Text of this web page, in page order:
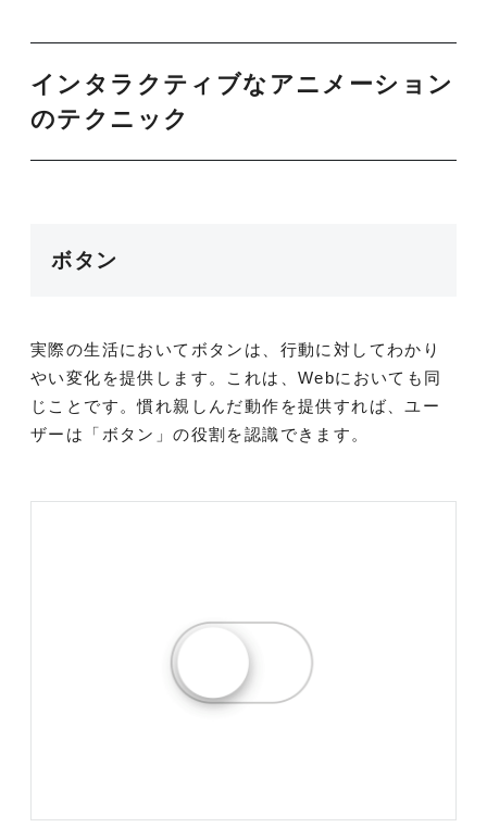
インタラクティブなアニメーション
のテクニック
ボタン
実際の生活においてボタンは、行動に対してわかり
やい変化を提供します。これは、Webにおいても同
じことです。慣れ親しんだ動作を提供すれば、ユー
ザーは「ボタン」の役割を認識できます。